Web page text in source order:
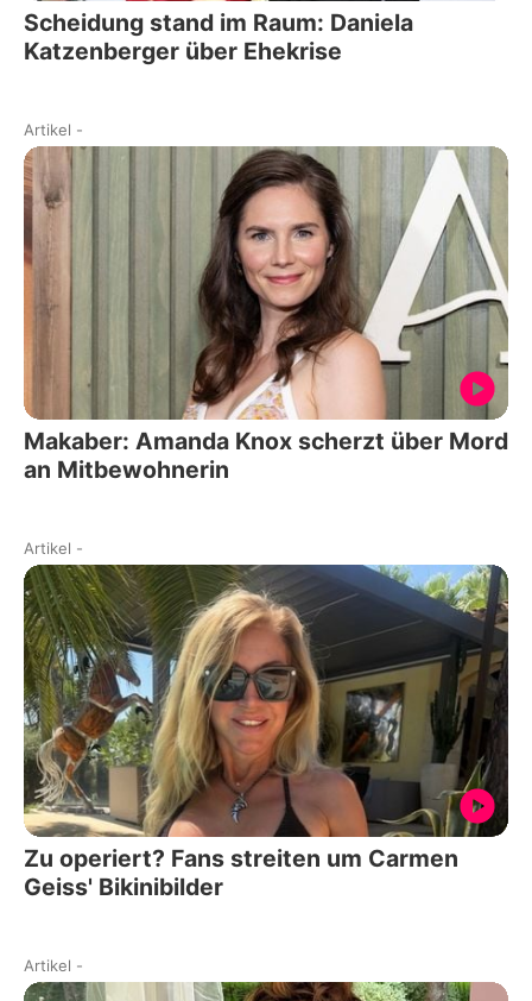
Scheidung stand im Raum: Daniela
Katzenberger über Ehekrise
Artikel -
Makaber: Amanda Knox scherzt über Mord
an Mitbewohnerin
Artikel -
Zu operiert? Fans streiten um Carmen
Geiss' Bikinibilder
Artikel -